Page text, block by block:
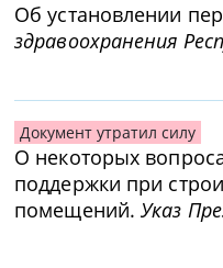
Об установлении
здравоохранения
Документ утратил силу
О некоторых
поддержки при
помещений.Указ